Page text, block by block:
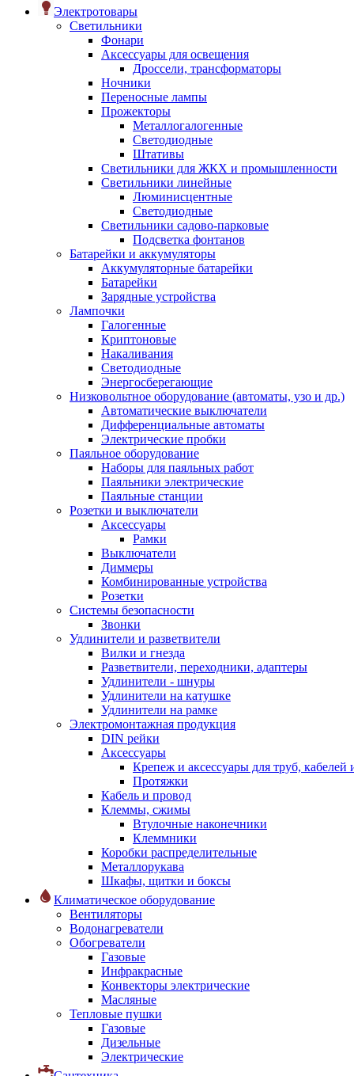
Электротовары
Светильники
Фонари
Аксессуары для освещения
Дроссели, трансформаторы
Ночники
Переносные лампы
Прожекторы
Металлогалогенные
Светодиодные
Штативы
Светильники для ЖКХ и промышленности
Светильники линейные
Люминисцентные
Светодиодные
Светильники садово-парковые
Подсветка фонтанов
Батарейки и аккумуляторы
Аккумуляторные батарейки
Батарейки
Зарядные устройства
Лампочки
Галогенные
Криптоновые
Накаливания
Светодиодные
Энергосберегающие
Низковольтное оборудование (автоматы, узо и др.)
Автоматические выключатели
Дифференциальные автоматы
Электрические пробки
Паяльное оборудование
Наборы для паяльных работ
Паяльники электрические
Паяльные станции
Розетки и выключатели
Аксессуары
Рамки
Выключатели
Диммеры
Комбинированные устройства
Розетки
Системы безопасности
Звонки
Удлинители и разветвители
Вилки и гнезда
Разветвители, переходники, адаптеры
Удлинители - шнуры
Удлинители на катушке
Удлинители на рамке
Электромонтажная продукция
DIN рейки
Аксессуары
Крепеж и аксессуары для труб, кабелей
Протяжки
Кабель и провод
Клеммы, сжимы
Втулочные наконечники
Клеммники
Коробки распределительные
Металлорукава
Шкафы, щитки и боксы
Климатическое оборудование
Вентиляторы
Водонагреватели
Обогреватели
Газовые
Инфракрасные
Конвекторы электрические
Масляные
Тепловые пушки
Газовые
Дизельные
Электрические